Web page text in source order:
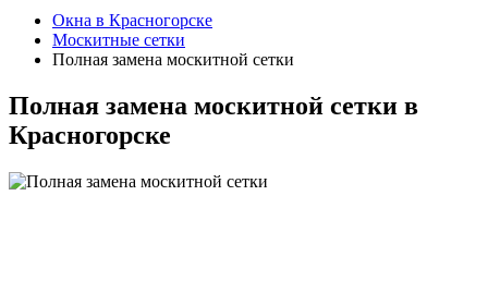
Окна в Красногорске
Москитные сетки
Полная замена москитной сетки
Полная замена москитной сетки в
Красногорске